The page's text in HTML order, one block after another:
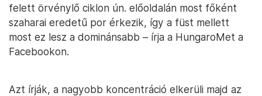
felett örvénylő ciklon ún. előoldalán most főként
szaharai eredetű por érkezik, így a füst mellett
most ez lesz a dominánsabb – írja a HungaroMet a
Facebookon.
Azt írják, a nagyobb koncentráció elkerüli majd az